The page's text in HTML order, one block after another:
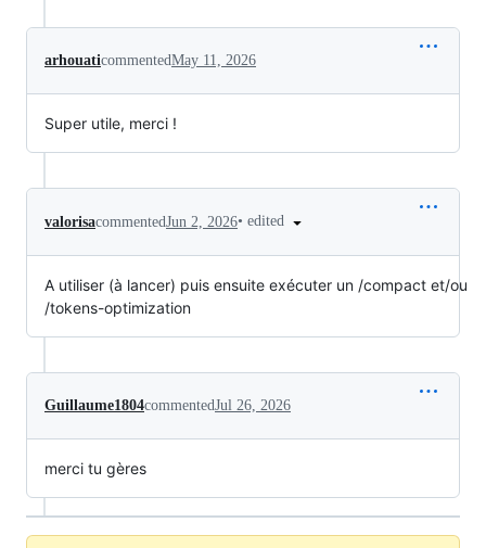
arhouaticommentedMay 11, 2026
Super utile, merci !
valorisacommentedJun 2, 2026• edited
A utiliser (à lancer) puis ensuite exécuter un /compact et/ou
/tokens-optimization
Guillaume1804commentedJul 26, 2026
merci tu gères